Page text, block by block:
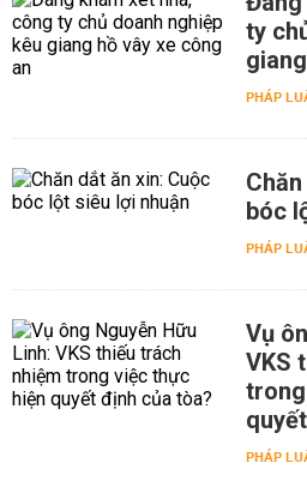
ty
PHÁP
bóc
PHÁP
Vụ
VKS
PHÁP